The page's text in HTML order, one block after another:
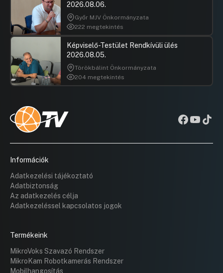
2026.08.06.
Győr MJV Önkormányzata
222 megtekintés
Képviselő-Testület Rendkívüli ülés
2026.08.05.
Törökbálint Önkormányzata
204 megtekintés
Információk
Adatkezelési tájékoztató
Adatbiztonság
Az adatkezelés célja
Adatkezeléssel kapcsolatos jogok
Termékeink
MikroVoks Szavazó Rendszer
MikroKam Robotkamerás Rendszer
Mobilhangosítás